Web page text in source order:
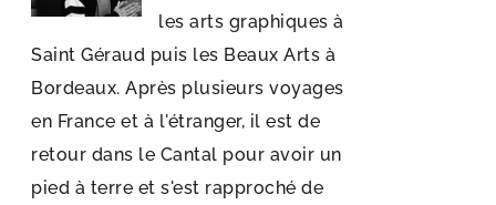
les arts graphiques à
Saint Géraud puis les Beaux Arts à
Bordeaux. Après plusieurs voyages
en France et à l'étranger, il est de
retour dans le Cantal pour avoir un
pied à terre et s'est rapproché de